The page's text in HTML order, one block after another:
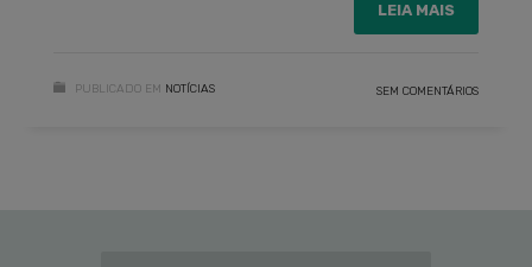
LEIA MAIS
PUBLICADO EM NOTÍCIAS SEM COMENTÁRIOS